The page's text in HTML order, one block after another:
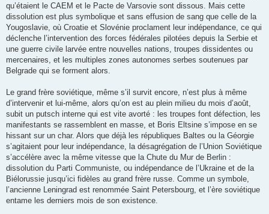
qu’étaient le CAEM et le Pacte de Varsovie sont dissous. Mais cette
dissolution est plus symbolique et sans effusion de sang que celle de la
Yougoslavie, où Croatie et Slovénie proclament leur indépendance, ce qui
déclenche l’intervention des forces fédérales pilotées depuis la Serbie et
une guerre civile larvée entre nouvelles nations, troupes dissidentes ou
mercenaires, et les multiples zones autonomes serbes soutenues par
Belgrade qui se forment alors.
Le grand frère soviétique, même s’il survit encore, n’est plus à même
d’intervenir et lui-même, alors qu’on est au plein milieu du mois d’août,
subit un putsch interne qui est vite avorté : les troupes font défection, les
manifestants se rassemblent en masse, et Boris Eltsine s’impose en se
hissant sur un char. Alors que déjà les républiques Baltes ou la Géorgie
s’agitaient pour leur indépendance, la désagrégation de l’Union Soviétique
s’accélère avec la même vitesse que la Chute du Mur de Berlin :
dissolution du Parti Communiste, ou indépendance de l’Ukraine et de la
Biélorussie jusqu’ici fidèles au grand frère russe. Comme un symbole,
l’ancienne Leningrad est renommée Saint Petersbourg, et l’ère soviétique
entame les derniers mois de son existence.